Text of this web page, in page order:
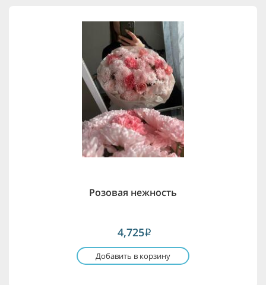
Розовая нежность
4,725i
Добавить в корзину